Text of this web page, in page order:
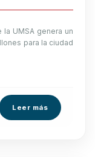
la UMSA genera un
para la ciudad
Leer más